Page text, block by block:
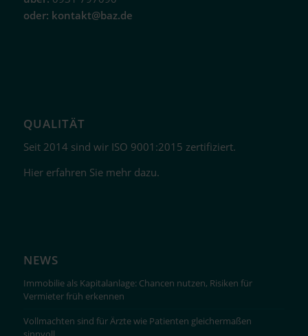
oder: kontakt@baz.de
QUALITÄT
Seit 2014 sind wir ISO 9001:2015 zertifiziert.
Hier erfahren Sie mehr dazu.
NEWS
Immobilie als Kapitalanlage: Chancen nutzen, Risiken für
Vermieter früh erkennen
Vollmachten sind für Ärzte wie Patienten gleichermaßen